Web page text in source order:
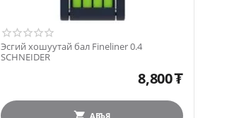
Эсгий хошуутай бал Fineliner 0.4
SCHNEIDER
8,800₮
АВЪЯ